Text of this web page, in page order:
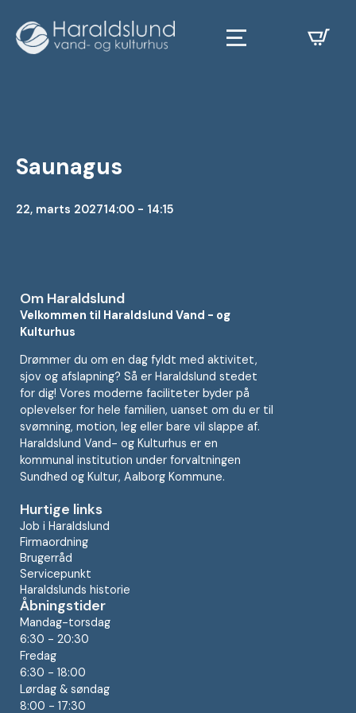
Saunagus
22, marts 202714:00 - 14:15
Om Haraldslund
Velkommen til Haraldslund Vand - og
Kulturhus
Drømmer du om en dag fyldt med aktivitet,
sjov og afslapning? Så er Haraldslund stedet
for dig! Vores moderne faciliteter byder på
oplevelser for hele familien, uanset om du er til
svømning, motion, leg eller bare vil slappe af.
Haraldslund Vand- og Kulturhus er en
kommunal institution under forvaltningen
Sundhed og Kultur, Aalborg Kommune.
Hurtige links
Job i Haraldslund
Firmaordning
Brugerråd
Servicepunkt
Haraldslunds historie
Åbningstider
Mandag-torsdag
6:30 - 20:30
Fredag
6:30 - 18:00
Lørdag & søndag
8:00 - 17:30